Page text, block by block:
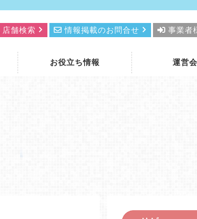
店舗検索 情報掲載のお問合せ 事業者
お役立ち情報 運営